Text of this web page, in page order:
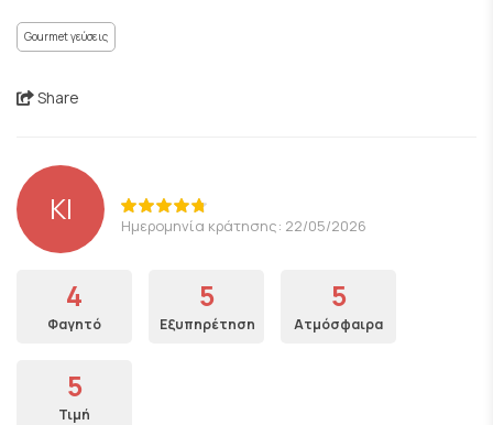
Gourmet γεύσεις
Share
KI Ημερομηνία κράτησης: 22/05/2026
4
Φαγητό
5
Εξυπηρέτηση
5
Ατμόσφαιρα
5
Τιμή